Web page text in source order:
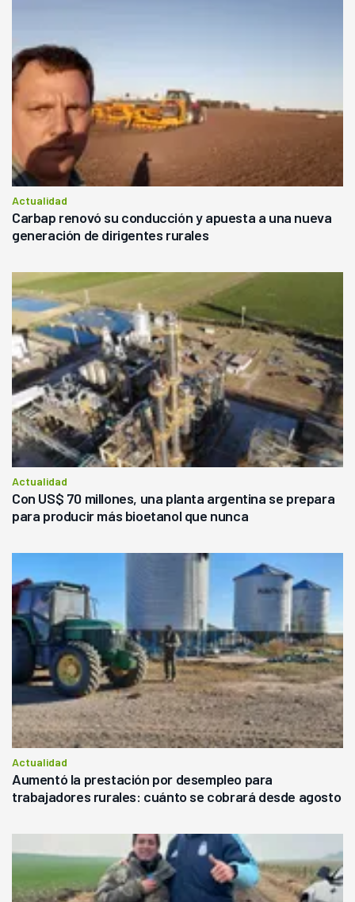
Actualidad
Carbap renovó su conducción y apuesta a una nueva
generación de dirigentes rurales
Actualidad
Con US$ 70 millones, una planta argentina se prepara
para producir más bioetanol que nunca
Actualidad
Aumentó la prestación por desempleo para
trabajadores rurales: cuánto se cobrará desde agosto